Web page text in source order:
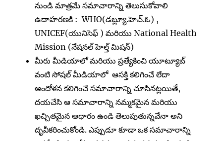
నుండి మాత్రమే సమాచారాన్ని తెలుసుకోవాలి
ఉదాహరణకి : WHO(డబ్ల్యూ.హెచ్.ఓ) ,
UNICEF(యునిసెఫ్ ) మరియు National Health
Mission (నేషనల్ హెల్త్ మిషన్)
మీరు మీడియాలో మరియు ప్రత్యేకించి యూట్యూబ్
వంటి సోషల్ మీడియాలో ఆసక్తి కలిగించే లేదా
ఆందోళన కలిగించే సమాచారాన్ని చూసినట్లయితే,
దయచేసి ఆ సమాచారాన్ని నమ్మకమైన మరియు
ఖచ్చితమైన ఆధారం ఉండి తెలుపుతున్నవేనా అని
దృవీకరించుకోండి. ఎప్పుడూ కూడా ఒక సమాచారాన్ని